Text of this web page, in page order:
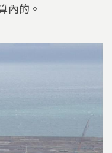
內的。